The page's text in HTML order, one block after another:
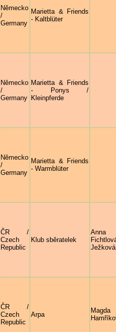
Německo
/
Germany
Marietta & Friends
- Kaltblüter
Německo
/
Germany
Marietta & Friends
- Ponys /
Kleinpferde
Německo
/
Germany
Marietta & Friends
- Warmblüter
ČR /
Czech
Republic
Klub sběratelek
Anna
Ježková
ČR /
Czech
Republic
Arpa
Magda